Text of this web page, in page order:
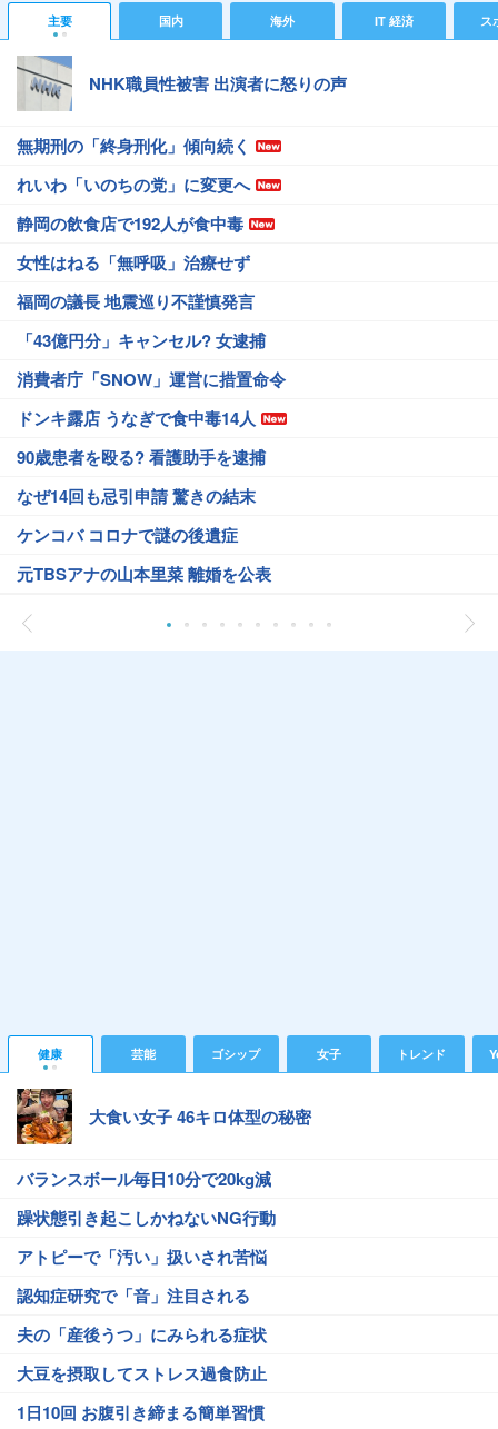
主要 国内 海外 IT 経済 ス
NHK職員性被害 出演者に怒りの声
無期刑の「終身刑化」傾向続く
れいわ「いのちの党」に変更へ
静岡の飲食店で192人が食中毒
女性はねる「無呼吸」治療せず
福岡の議長 地震巡り不謹慎発言
「43億円分」キャンセル? 女逮捕
消費者庁「SNOW」運営に措置命令
ドンキ露店 うなぎで食中毒14人
90歳患者を殴る? 看護助手を逮捕
なぜ14回も忌引申請 驚きの結末
ケンコバ コロナで謎の後遺症
元TBSアナの山本里菜 離婚を公表
健康 芸能 ゴシップ 女子 トレンド
大食い女子 46キロ体型の秘密
バランスボール毎日10分で20kg減
躁状態引き起こしかねないNG行動
アトピーで「汚い」扱いされ苦悩
認知症研究で「音」注目される
夫の「産後うつ」にみられる症状
大豆を摂取してストレス過食防止
1日10回 お腹引き締まる簡単習慣